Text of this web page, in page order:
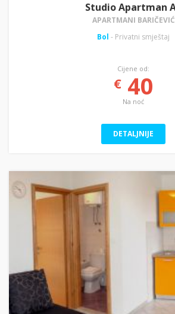
Studio Apartman
APARTMANI BARIČEVIĆ
Bol - Privatni smještaj
Cijene od:
€40
Na noć
DETALJNIJE